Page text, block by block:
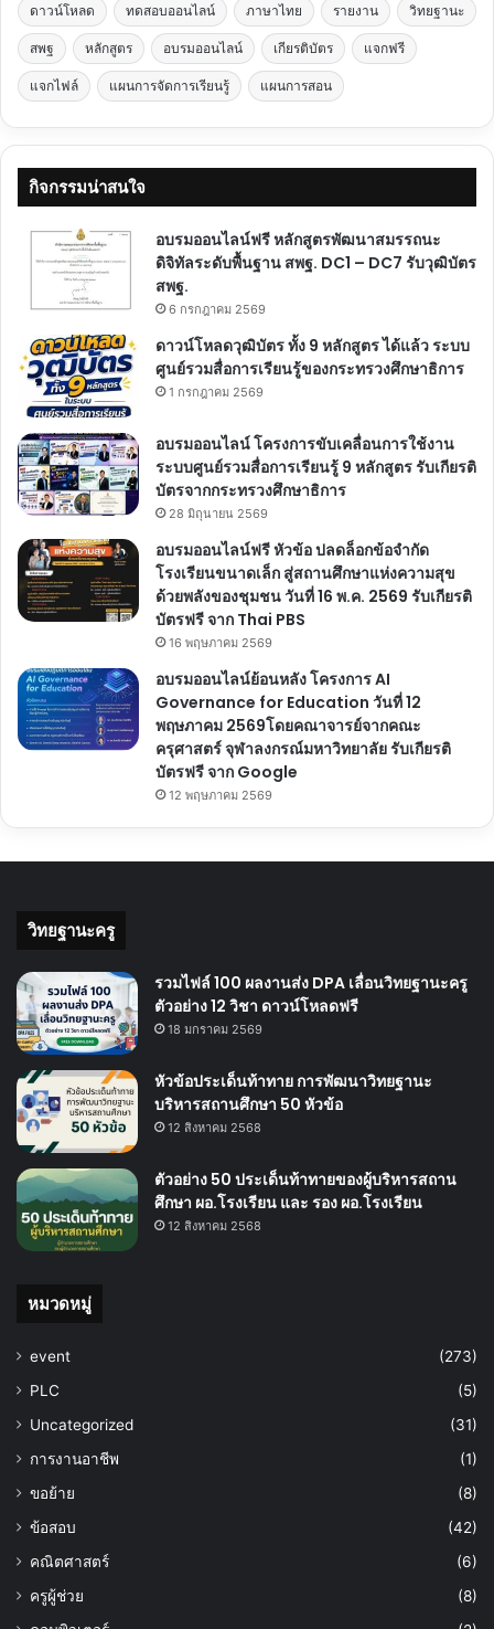
ดาวน์โหลด ทดสอบออนไลน์ ภาษาไทย รายงาน วิทยฐานะ
สพฐ หลักสูตร อบรมออนไลน์ เกียรติบัตร แจกฟรี
แจกไฟล์ แผนการจัดการเรียนรู้ แผนการสอน
กิจกรรมน่าสนใจ
อบรมออนไลน์ฟรี หลักสูตรพัฒนาสมรรถนะ
ดิจิทัลระดับพื้นฐาน สพฐ. DC1 – DC7 รับวุฒิบัตร
สพฐ.
6 กรกฎาคม 2569
ดาวน์โหลดวุฒิบัตร ทั้ง 9 หลักสูตร ได้แล้ว ระบบ
ศูนย์รวมสื่อการเรียนรู้ของกระทรวงศึกษาธิการ
1 กรกฎาคม 2569
อบรมออนไลน์ โครงการขับเคลื่อนการใช้งาน
ระบบศูนย์รวมสื่อการเรียนรู้ 9 หลักสูตร รับเกียรติ
บัตรจากกระทรวงศึกษาธิการ
28 มิถุนายน 2569
อบรมออนไลน์ฟรี หัวข้อ ปลดล็อกข้อจำกัด
โรงเรียนขนาดเล็ก สู่สถานศึกษาแห่งความสุข
ด้วยพลังของชุมชน วันที่ 16 พ.ค. 2569 รับเกียรติ
บัตรฟรี จาก Thai PBS
16 พฤษภาคม 2569
อบรมออนไลน์ย้อนหลัง โครงการ AI
Governance for Education วันที่ 12
พฤษภาคม 2569โดยคณาจารย์จากคณะ
ครุศาสตร์ จุฬาลงกรณ์มหาวิทยาลัย รับเกียรติ
บัตรฟรี จาก Google
12 พฤษภาคม 2569
วิทยฐานะครู
รวมไฟล์ 100 ผลงานส่ง DPA เลื่อนวิทยฐานะครู
ตัวอย่าง 12 วิชา ดาวน์โหลดฟรี
18 มกราคม 2569
หัวข้อประเด็นท้าทาย การพัฒนาวิทยฐานะ
บริหารสถานศึกษา 50 หัวข้อ
12 สิงหาคม 2568
ตัวอย่าง 50 ประเด็นท้าทายของผู้บริหารสถาน
ศึกษา ผอ.โรงเรียน และ รอง ผอ.โรงเรียน
12 สิงหาคม 2568
หมวดหมู่
event
(273)
PLC
(5)
Uncategorized
(31)
การงานอาชีพ
(1)
ขอย้าย
(8)
ข้อสอบ
(42)
คณิตศาสตร์
(6)
ครูผู้ช่วย
(8)